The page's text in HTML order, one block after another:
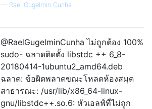
— Rael Gugelmin Cunha
@RaelGugelminCunha ไม่ถูกต้อง 100%
sudo- ฉลาดติดตั้ง libstdc ++ 6_8-
20180414-1ubuntu2_amd64.deb
ฉลาด: ข้อผิดพลาดขณะโหลดห้องสมุด
สาธารณะ: /usr/lib/x86_64-linux-
gnu/libstdc++.so.6: หัวเอลฟ์ที่ไม่ถูก